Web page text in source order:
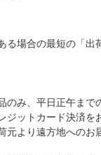
る場合の最短の「
のみ、平日正午まで
ジットカード決済を
元より遠方地へのお